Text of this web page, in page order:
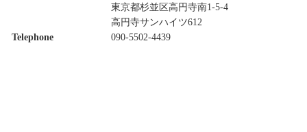
東京都杉並区高円寺南1-5-4
高円寺サンハイツ612
Telephone
090-5502-4439